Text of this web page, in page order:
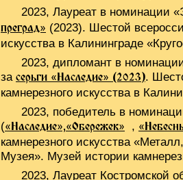
2023, Лауреат в номинации
преград» (2023). Шестой
искусства в Калининграде
2023, дипломант в
за серьги «Наследие» (2023).
камнерезного искусства в
2023, победитель в
(«Наследие»,«Обережек» ,
камнерезного искусства
Музея». Музей истории
2023, Лауреат Костромской